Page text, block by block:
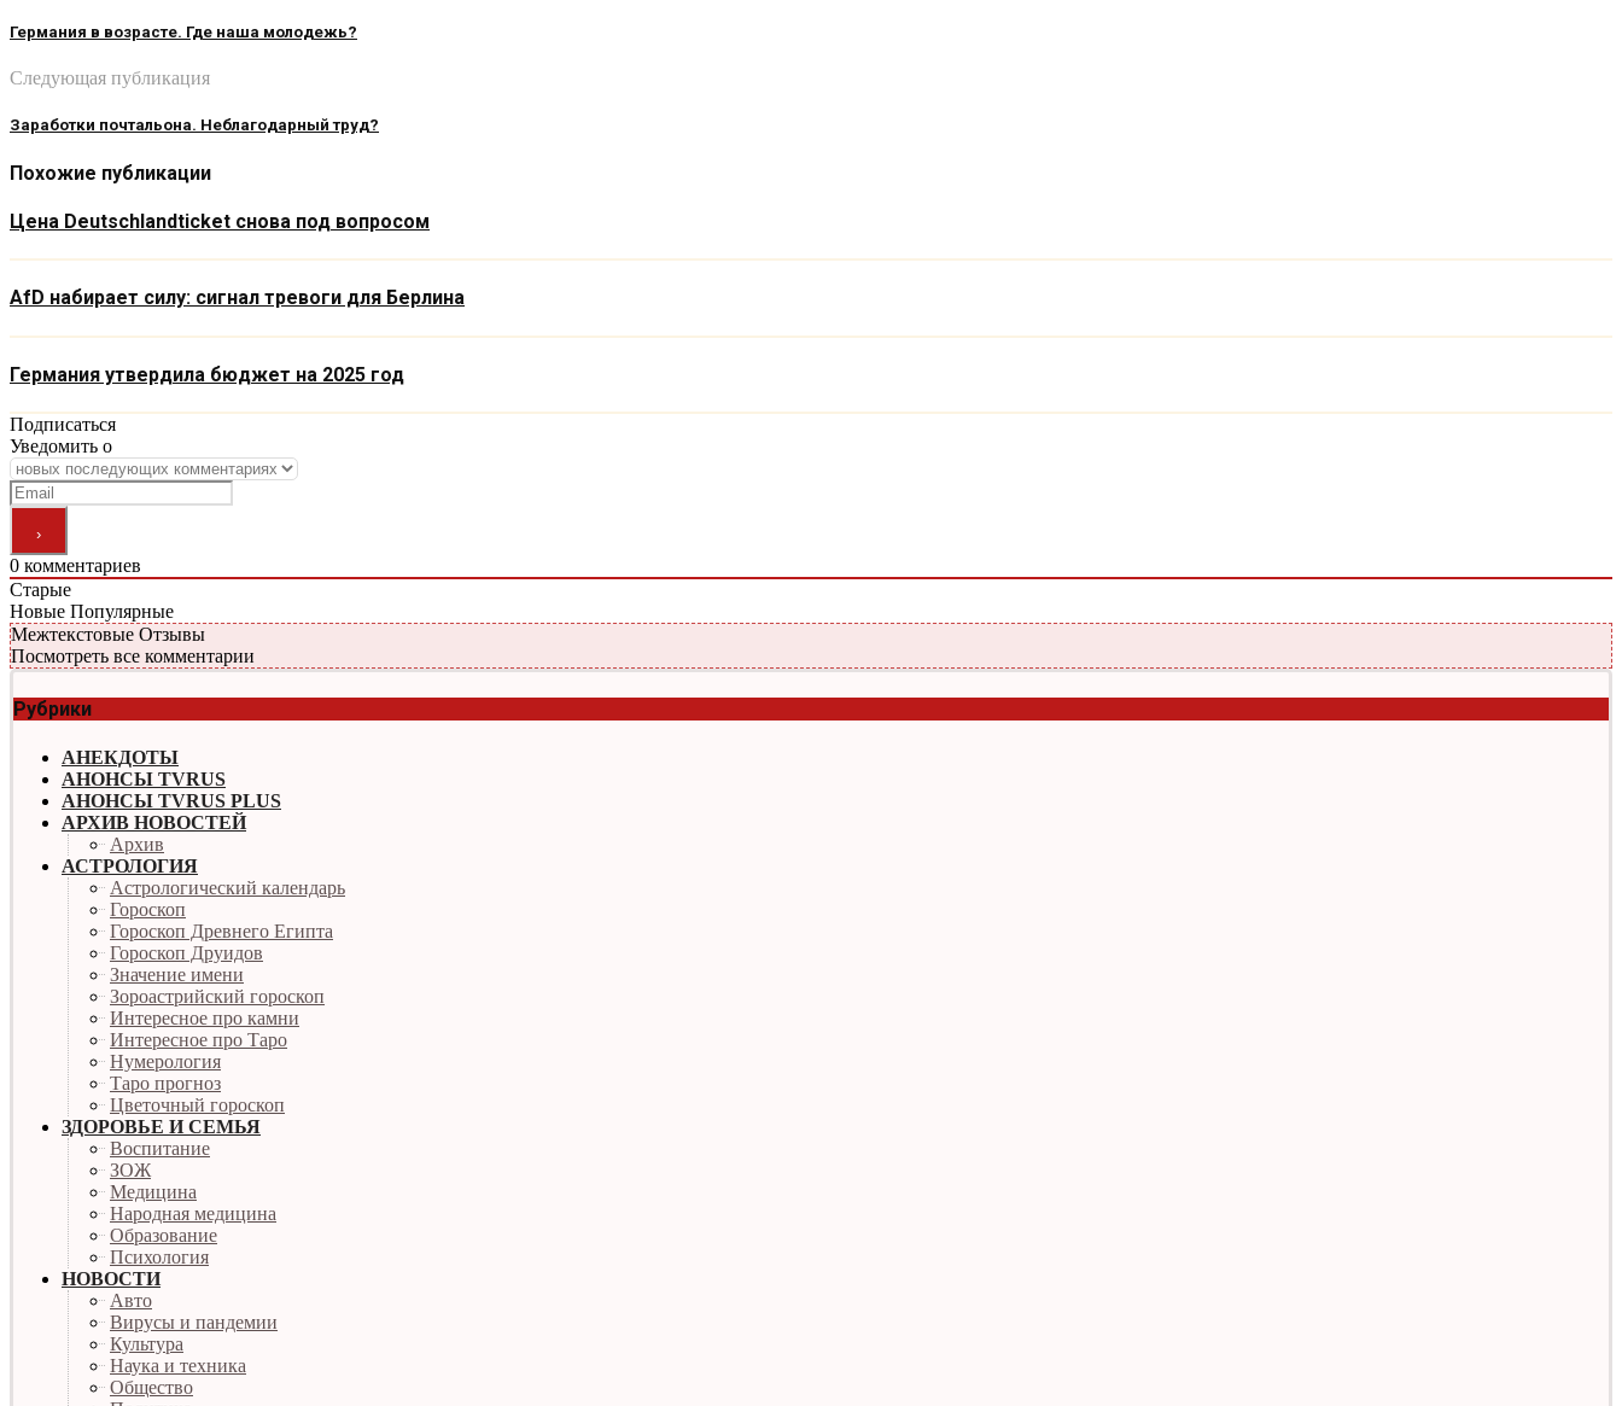
Германия в возрасте. Где наша молодежь?
Следующая публикация
Заработки почтальона. Неблагодарный труд?
Похожие публикации
Цена Deutschlandticket снова под вопросом
AfD набирает силу: сигнал тревоги для Берлина
Германия утвердила бюджет на 2025 год
Подписаться
Уведомить о
0 комментариев
Старые
Новые Популярные
Межтекстовые Отзывы
Посмотреть все комментарии
Рубрики
АНЕКДОТЫ
АНОНСЫ TVRUS
АНОНСЫ TVRUS PLUS
АРХИВ НОВОСТЕЙ
Архив
АСТРОЛОГИЯ
Астрологический календарь
Гороскоп
Гороскоп Древнего Египта
Гороскоп Друидов
Значение имени
Зороастрийский гороскоп
Интересное про камни
Интересное про Таро
Нумерология
Таро прогноз
Цветочный гороскоп
ЗДОРОВЬЕ И СЕМЬЯ
Воспитание
ЗОЖ
Медицина
Народная медицина
Образование
Психология
НОВОСТИ
Авто
Вирусы и пандемии
Культура
Наука и техника
Общество